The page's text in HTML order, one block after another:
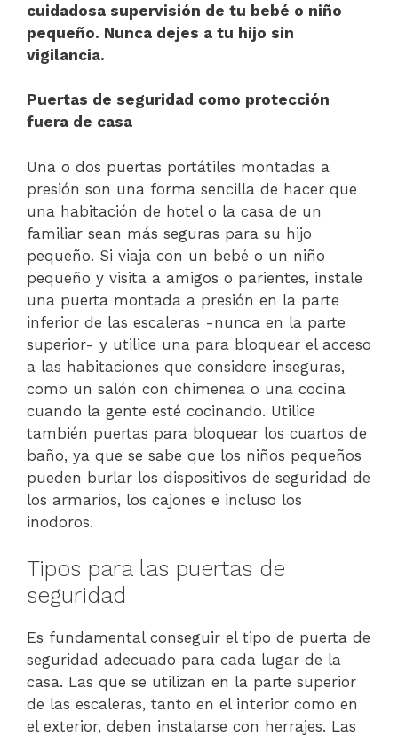
cuidadosa supervisión de tu bebé o niño
pequeño. Nunca dejes a tu hijo sin
vigilancia.
Puertas de seguridad como protección
fuera de casa
Una o dos puertas portátiles montadas a
presión son una forma sencilla de hacer que
una habitación de hotel o la casa de un
familiar sean más seguras para su hijo
pequeño. Si viaja con un bebé o un niño
pequeño y visita a amigos o parientes, instale
una puerta montada a presión en la parte
inferior de las escaleras -nunca en la parte
superior- y utilice una para bloquear el acceso
a las habitaciones que considere inseguras,
como un salón con chimenea o una cocina
cuando la gente esté cocinando. Utilice
también puertas para bloquear los cuartos de
baño, ya que se sabe que los niños pequeños
pueden burlar los dispositivos de seguridad de
los armarios, los cajones e incluso los
inodoros.
Tipos para las puertas de
seguridad
Es fundamental conseguir el tipo de puerta de
seguridad adecuado para cada lugar de la
casa. Las que se utilizan en la parte superior
de las escaleras, tanto en el interior como en
el exterior, deben instalarse con herrajes. Las